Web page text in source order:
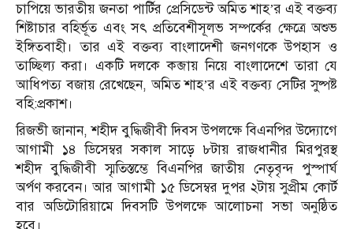
চাপিয়ে ভারতীয় জনতা পার্টির প্রেসিডেন্ট অমিত শাহ’র এই বক্তব্য
শিষ্টাচার বহির্ভূত এবং সৎ প্রতিবেশীসূলভ সম্পর্কের ক্ষেত্রে অশুভ
ইঙ্গিতবাহী। তার এই বক্তব্য বাংলাদেশী জনগণকে উপহাস ও
তাচ্ছিল্য করা। একটি দলকে কব্জায় নিয়ে বাংলাদেশে তারা যে
আধিপত্য বজায় রেখেছেন, অমিত শাহ’র এই বক্তব্য সেটির সুষ্পষ্ট
বহি:প্রকাশ।
রিজভী জানান, শহীদ বুদ্ধিজীবী দিবস উপলক্ষে বিএনপির উদ্যোগে
আগামী ১৪ ডিসেম্বর সকাল সাড়ে ৮টায় রাজধানীর মিরপুরস্থ
শহীদ বুদ্ধিজীবী স্মৃতিস্তম্ভে বিএনপির জাতীয় নেতৃবৃন্দ পুস্পার্ঘ
অর্পণ করবেন। আর আগামী ১৫ ডিসেম্বর দুপর ২টায় সুপ্রীম কোর্ট
বার অডিটোরিয়ামে দিবসটি উপলক্ষে আলোচনা সভা অনুষ্ঠিত
হবে।